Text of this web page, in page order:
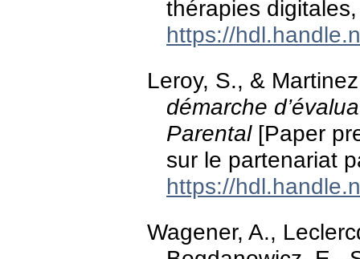
thérapies
https://
Leroy, S., &
démarche
Parental[Paper
sur le partenariat
https://
Wagener, A.,